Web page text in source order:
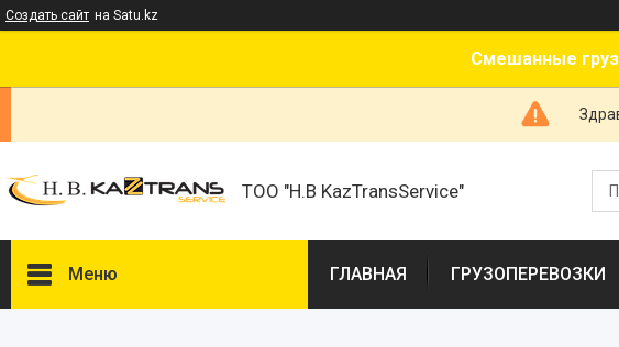
Создать сайт на Satu.kz
Смешанные
ТОО "H.B KazTransService"
Меню ГЛАВНАЯ ГРУЗОПЕРЕВОЗКИ